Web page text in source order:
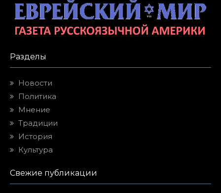
Разделы
Новости
Политика
Мнение
Традиции
История
Культура
Свежие публикации